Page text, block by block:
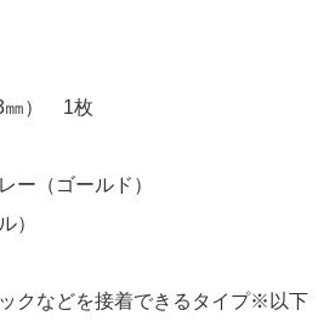
㎜） 1枚
ー（ゴールド）
）
クなどを接着できるタイプ※以下